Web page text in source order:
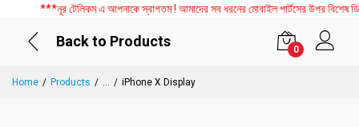
***নূর টেলিকম এ আপনাকে স্বাগতম ! আমাদের সব ধরনের মোবাইল পার্টসের উপর বিশেষ
Back to Products
0
Home Products ... iPhone X Display